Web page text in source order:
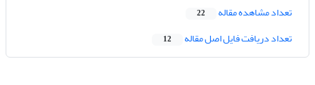
تعداد مشاهده مقاله 22
تعداد دریافت فایل اصل مقاله 12